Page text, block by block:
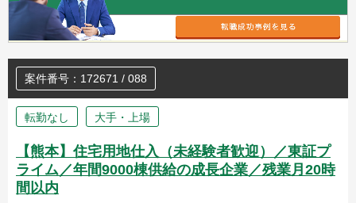
案件番号：172671 / 088
転勤なし 大手・上場
【熊本】住宅用地仕入（未経験者歓迎）／東証プ
ライム／年間9000棟供給の成長企業／残業月20時
間以内